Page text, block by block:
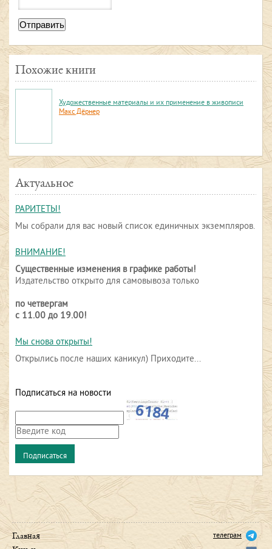
Отправить
Похожие книги
Художественные материалы и их применение в живописи
Макс Дёрнер
Актуальное
РАРИТЕТЫ!
Мы собрали для вас новый список единичных экземпляров.
ВНИМАНИЕ!
Существенные изменения в графике работы!
Издательство открыто для самовывоза только
по четвергам
с 11.00 до 19.00!
Мы снова открыты!
Открылись после наших каникул) Приходите...
Подписаться на новости
Главная
телеграм